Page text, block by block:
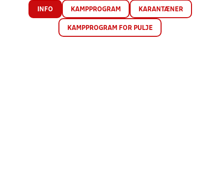
INFO KAMPPROGRAM KARANTÆNER
KAMPPROGRAM FOR PULJE